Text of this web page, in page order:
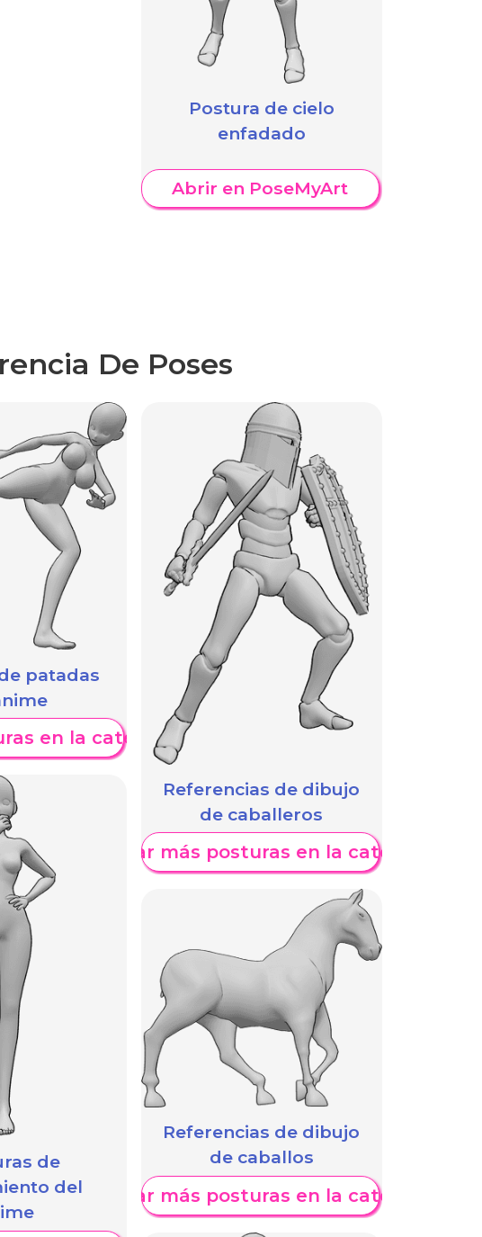
Postura de cielo
enfadado
Abrir en PoseMyArt
De Poses
patadas
en la categoría
de
del
Referencias de dibujo
de caballeros
Mostrar más posturas en la categoría
Referencias de dibujo
de caballos
Mostrar más posturas en la categoría